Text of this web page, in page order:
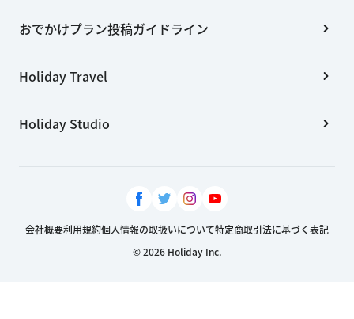
おでかけプラン投稿ガイドライン
Holiday Travel
Holiday Studio
会社概要利用規約個人情報の取扱いについて特定商取引法に基づく表記
© 2026 Holiday Inc.